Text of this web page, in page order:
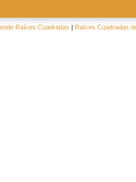
Raíces Cuadradas | Raíces Cuadradas